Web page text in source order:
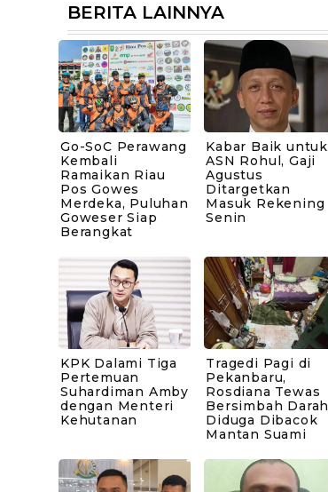
BERITA LAINNYA
Go-SoC Perawang
Kembali
Ramaikan Riau
Pos Gowes
Merdeka, Puluhan
Goweser Siap
Berangkat
Kabar Baik untuk
ASN Rohul, Gaji
Agustus
Ditargetkan
Masuk Rekening
Senin
KPK Dalami Tiga
Pertemuan
Suhardiman Amby
dengan Menteri
Kehutanan
Tragedi Pagi di
Pekanbaru,
Rosdiana Tewas
Bersimbah Darah
Diduga Dibacok
Mantan Suami